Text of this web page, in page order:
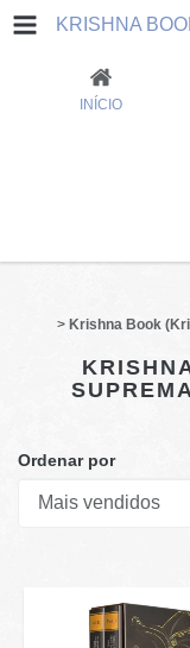
INÍCIO
> Krishna Book
Ordenar por